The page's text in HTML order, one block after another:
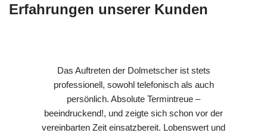
Erfahrungen unserer Kunden
Das Auftreten der Dolmetscher ist stets
professionell, sowohl telefonisch als auch
persönlich. Absolute Termintreue –
beeindruckend!, und zeigte sich schon vor der
vereinbarten Zeit einsatzbereit. Lobenswert und